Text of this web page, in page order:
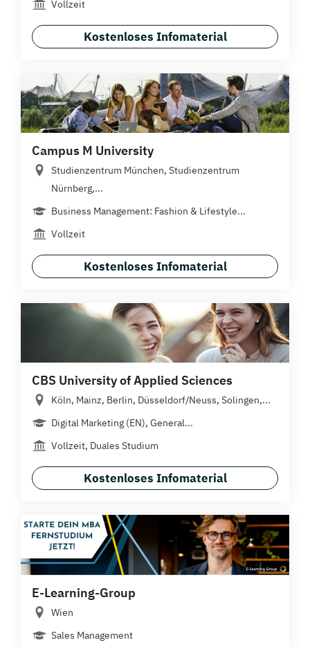
Vollzeit
Kostenloses Infomaterial
Campus M University
Studienzentrum München, Studienzentrum
Nürnberg,...
Business Management: Fashion & Lifestyle...
Vollzeit
Kostenloses Infomaterial
CBS University of Applied Sciences
Köln, Mainz, Berlin, Düsseldorf/Neuss, Solingen,...
Digital Marketing (EN), General...
Vollzeit, Duales Studium
Kostenloses Infomaterial
E-Learning-Group
Wien
Sales Management